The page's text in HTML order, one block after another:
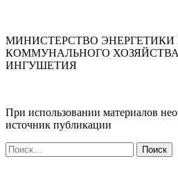
МИНИСТЕРСТВО
КОММУНАЛЬНОГО
ИНГУШЕТИЯ
При использовании материалов
источник публикации
Найти: